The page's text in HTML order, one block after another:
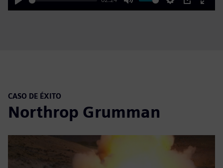
Play Mute Settings
PIP
Enter
CASO DE ÉXITO
Northrop Grumman